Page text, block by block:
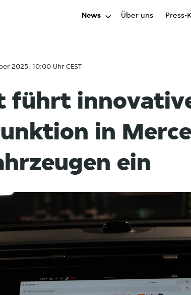
News Über uns Press-
2025, 10:00 Uhr CEST
führt
in
ein